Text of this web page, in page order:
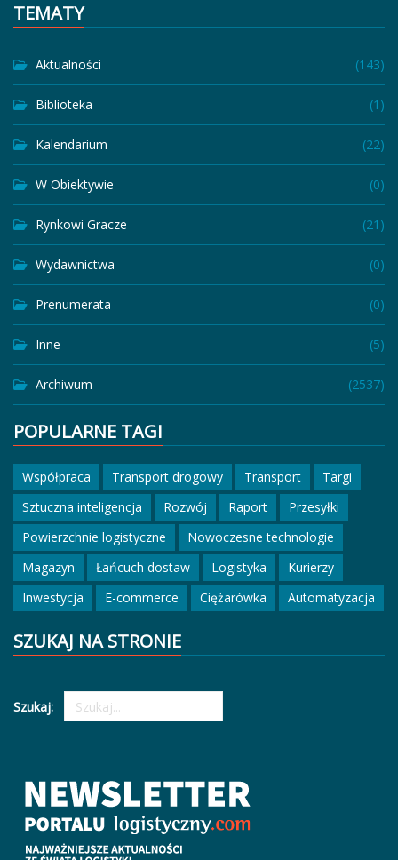
TEMATY
Aktualności (143)
Biblioteka (1)
Kalendarium (22)
W Obiektywie (0)
Rynkowi Gracze (21)
Wydawnictwa (0)
Prenumerata (0)
Inne (5)
Archiwum (2537)
POPULARNE TAGI
Współpraca Transport drogowy Transport
Targi
Sztuczna inteligencja
Rozwój Raport
Przesyłki
Powierzchnie logistyczne
Nowoczesne technologie
Magazyn
Łańcuch dostaw Logistyka
Kurierzy
Inwestycja
E-commerce Ciężarówka Automatyzacja
SZUKAJ NA STRONIE
Szukaj: